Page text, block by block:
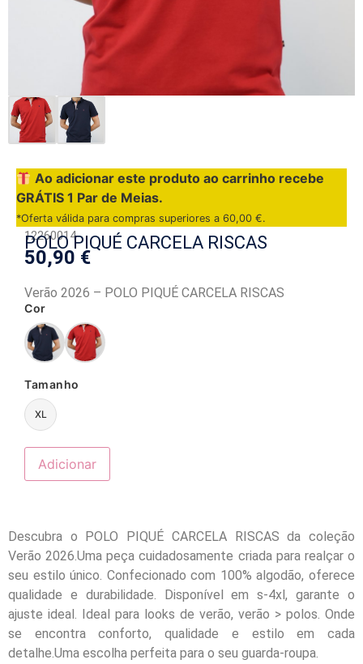
Ao adicionar este produto ao carrinho recebe
GRÁTIS 1 Par de Meias.
*Oferta válida para compras superiores a 60,00 €.
12260014
POLO PIQUÉ CARCELA RISCAS
50,90 €
Verão 2026 – POLO PIQUÉ CARCELA RISCAS
Cor
Tamanho
XL
Adicionar
Descubra o POLO PIQUÉ CARCELA RISCAS da coleção
Verão 2026.Uma peça cuidadosamente criada para realçar o
seu estilo único. Confecionado com 100% algodão, oferece
qualidade e durabilidade. Disponível em s-4xl, garante o
ajuste ideal. Ideal para looks de verão, verão > polos. Onde
se encontra conforto, qualidade e estilo em cada
detalhe.Uma escolha perfeita para o seu guarda-roupa.